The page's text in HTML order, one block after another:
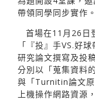
帶領同學同步實作。
首場在11月26日
「『投』手VS.好
研究論文撰寫及投
分別以「蒐集資料
與「Turnitin論文
上機操作網路資源